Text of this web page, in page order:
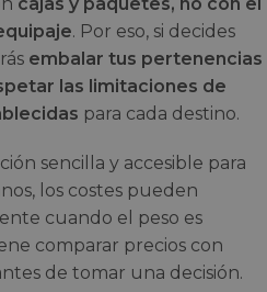
. Por eso, si decides
embalar tus pertenencias
las limitaciones de
para cada destino.
sencilla y accesible para
los costes pueden
cuando el peso es
comparar precios con
de tomar una decisión.